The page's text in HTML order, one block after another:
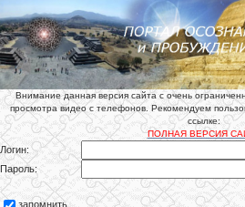
Внимание данная версия сайта с очень
просмотра видео с телефонов. Рекомендуем
ссылке:
ПОЛНАЯ ВЕРСИЯ
Логин:
Пароль: